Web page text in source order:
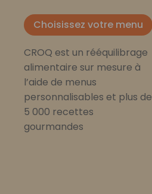
Choisissez votre menu
CROQ est un rééquilibrage
alimentaire sur mesure à
l’aide de menus
personnalisables et plus de
5 000 recettes
gourmandes